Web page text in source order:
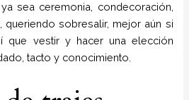
sea ceremonia, condecoración,
queriendo sobresalir, mejor aún si
que vestir y hacer una elección
tacto y conocimiento.